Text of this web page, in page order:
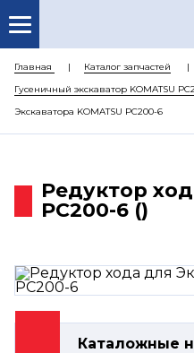
КАТАЛОГ
Главная Каталог запчастей
Гусеничный экскаватор KOMATSU
Экскаватора KOMATSU PC200-6
Редуктор
PC200-6 ()
Каталожные